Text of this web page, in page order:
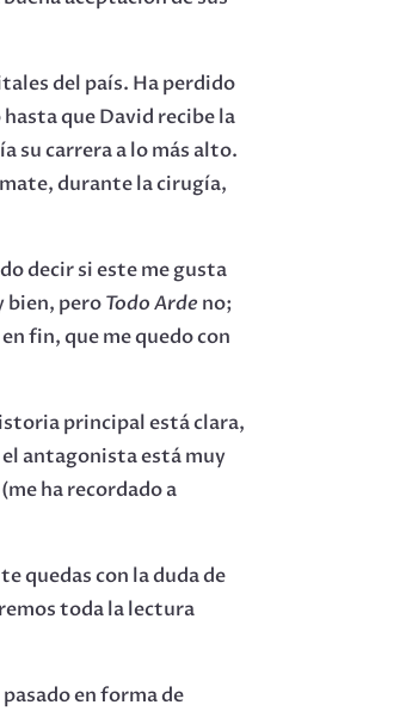
del país. Ha perdido
que David recibe la
su carrera a lo más alto.
durante la cirugía,
decir si este me gusta
bien, peroTodo Ardeno;
fin, que me quedo con
principal está clara,
antagonista está muy
ha recordado a
quedas con la duda de
toda la lectura
en forma de